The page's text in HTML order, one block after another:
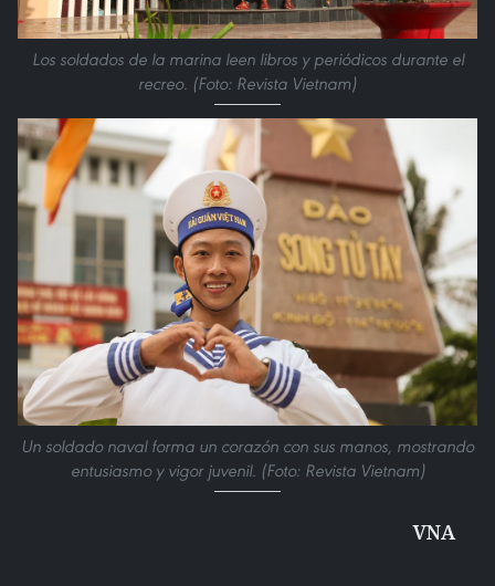
Los soldados de la marina leen libros y periódicos durante el
recreo. (Foto: Revista Vietnam)
Un soldado naval forma un corazón con sus manos, mostrando
entusiasmo y vigor juvenil. (Foto: Revista Vietnam)
VNA